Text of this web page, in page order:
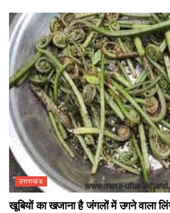
उत्तराखंड
खूबियों का खजाना है जंगलों में उगने वाला